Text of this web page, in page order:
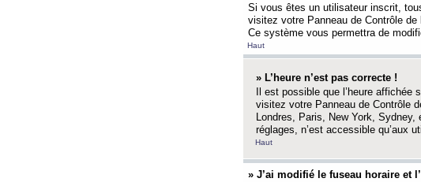
Si vous êtes un utilisateur inscrit,
visitez votre Panneau de Contrôle
Ce système vous permettra de
Haut
» L’heure n’est pas correcte !
Il est possible que l’heure
visitez votre Panneau de Contrôle
Londres, Paris, New York,
réglages, n’est accessible qu’aux
Haut
» J’ai modifié le fuseau horaire et